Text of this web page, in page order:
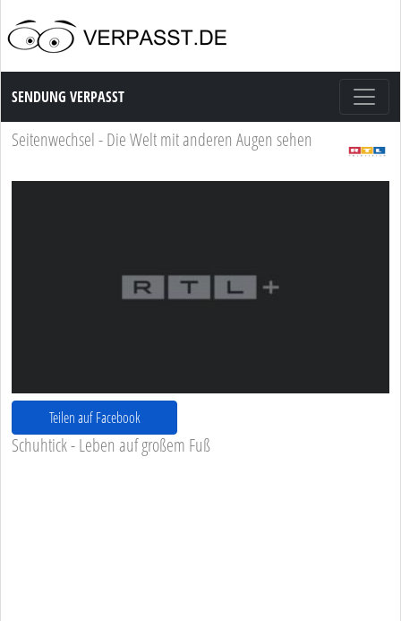
Sendung Verpasst
SENDUNG VERPASST
Seitenwechsel - Die Welt mit anderen Augen sehen
Teilen auf Facebook
Schuhtick - Leben auf großem Fuß